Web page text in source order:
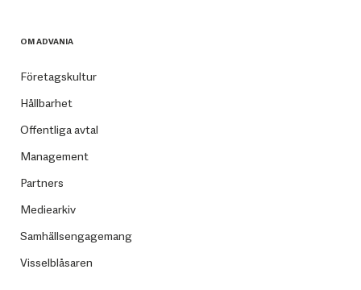
OM ADVANIA
Företagskultur
Hållbarhet
Offentliga avtal
Management
Partners
Mediearkiv
Samhällsengagemang
Visselblåsaren